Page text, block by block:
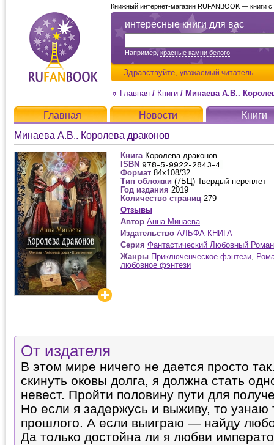
интересные книги для вас
Например,красные камни белого
Здравствуйте, уважаемый читатель
Книжный интернет-магазин RUFANBOOK — книги
Главная / Книги / Минаева А.В..
Главная Новости
Книги
Минаева А.В.. Королева драконов
Книга Королева драконов
ISBN
Формат 84х108/32
Тип обложки (7БЦ) Твердый переплет
Год издания 2019
Количество страниц 279
Отзывы
Автор Анна Минаева
Издательство АЛЬФА-КНИГА
Серия Фантастический Любовный Роман
Жанры Приключенческое фэнтези,
любовное фэнтези
От издателя
В этом мире ничего не дается просто
скинуть оковы долга, я должна стать
невест. Пройти половину пути для
Но если я задержусь и выживу, то узнаю
прошлого. А если выиграю — найду
Да только достойна ли я любви